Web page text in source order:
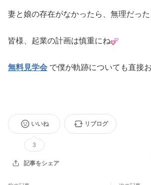
妻と娘の存在がなかったら、無理だった
皆様、起業の計画は慎重にね
無料見学会 で僕が軌跡についても直接
いいね
3
リブログ
記事をシェア